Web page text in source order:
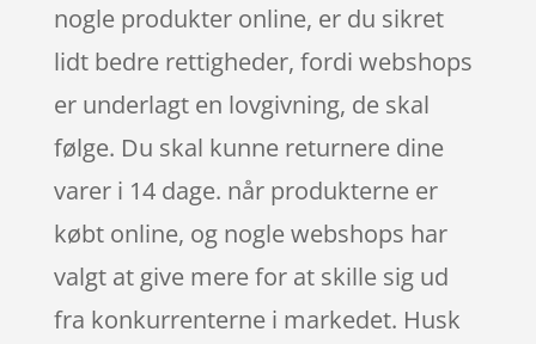
nogle produkter online, er du sikret
lidt bedre rettigheder, fordi webshops
er underlagt en lovgivning, de skal
følge. Du skal kunne returnere dine
varer i 14 dage. når produkterne er
købt online, og nogle webshops har
valgt at give mere for at skille sig ud
fra konkurrenterne i markedet. Husk